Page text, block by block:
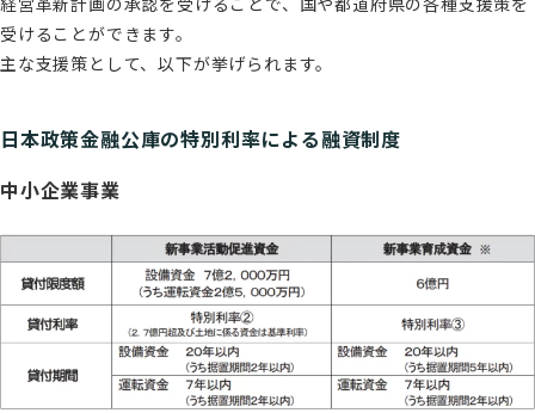
受けることができます。
主な支援策として、以下が挙げられます。
日本政策金融公庫の特別利率による融資制度
中小企業事業